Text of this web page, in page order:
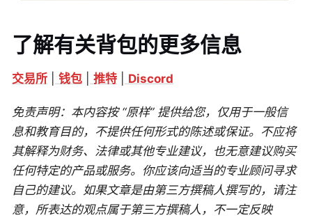
了解有关背包的更多信息
交易所 钱包 推特 Discord
免责声明：本内容按 “原样” 提供给您，仅用于一般信
息和教育目的，不提供任何形式的陈述或保证。不应将
其解释为财务、法律或其他专业建议，也无意建议购买
任何特定的产品或服务。你应该向适当的专业顾问寻求
自己的建议。如果文章是由第三方撰稿人撰写的，请注
意，所表达的观点属于第三方撰稿人，不一定反映